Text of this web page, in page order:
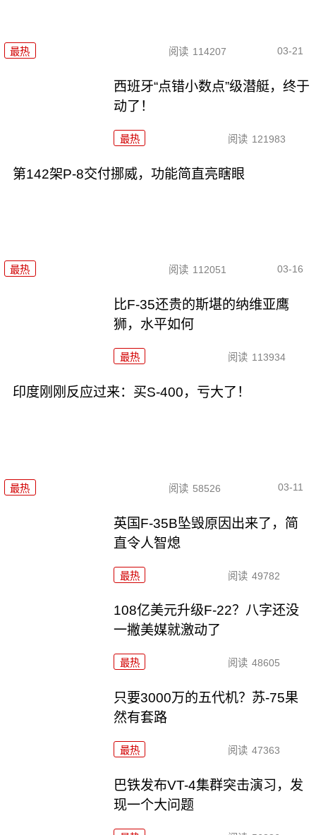
最热 阅读 114207 03-21
西班牙“点错小数点”级潜艇，终于
动了！
最热 阅读 121983
第142架P-8交付挪威，功能简直亮瞎眼
最热 阅读 112051 03-16
比F-35还贵的斯堪的纳维亚鹰
狮，水平如何
最热 阅读 113934
印度刚刚反应过来：买S-400，亏大了！
最热 阅读 58526 03-11
英国F-35B坠毁原因出来了，简
直令人智熄
最热 阅读 49782
108亿美元升级F-22？八字还没
一撇美媒就激动了
最热 阅读 48605
只要3000万的五代机？苏-75果
然有套路
最热 阅读 47363
巴铁发布VT-4集群突击演习，发
现一个大问题